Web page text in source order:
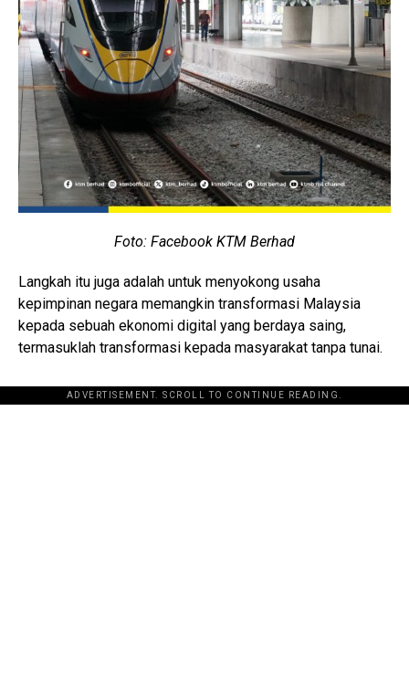
Foto: Facebook KTM Berhad
Langkah itu juga adalah untuk menyokong usaha
kepimpinan negara memangkin transformasi Malaysia
kepada sebuah ekonomi digital yang berdaya saing,
termasuklah transformasi kepada masyarakat tanpa tunai.
ADVERTISEMENT. SCROLL TO CONTINUE READING.